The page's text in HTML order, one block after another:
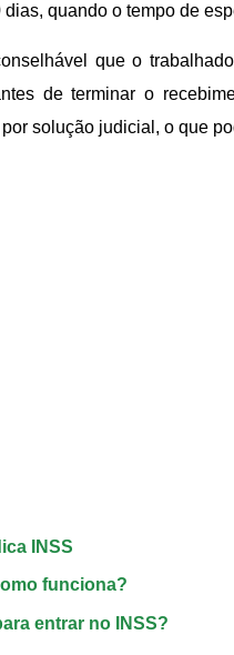
quando o tempo de
que o
de terminar o
solução judicial, o que
INSS
funciona?
entrar no INSS?